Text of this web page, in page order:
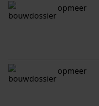
opmeer
opmeer